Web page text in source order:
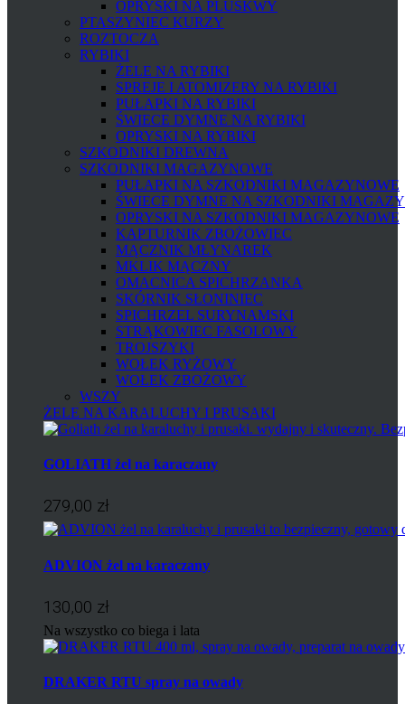
OPRYSKI NA PLUSKWY
PTASZYNIEC KURZY
ROZTOCZA
RYBIKI
ŻELE NA RYBIKI
SPREJE I ATOMIZERY NA RYBIKI
PUŁAPKI NA RYBIKI
ŚWIECE DYMNE NA RYBIKI
OPRYSKI NA RYBIKI
SZKODNIKI DREWNA
SZKODNIKI MAGAZYNOWE
PUŁAPKI NA SZKODNIKI MAGAZYNOWE
ŚWIECE DYMNE NA SZKODNIKI
OPRYSKI NA SZKODNIKI MAGAZYNOWE
KAPTURNIK ZBOŻOWIEC
MĄCZNIK MŁYNAREK
MKLIK MĄCZNY
OMACNICA SPICHRZANKA
SKÓRNIK SŁONINIEC
SPICHRZEL SURYNAMSKI
STRĄKOWIEC FASOLOWY
TROJSZYKI
WOŁEK RYŻOWY
WOŁEK ZBOŻOWY
WSZY
ŻELE NA KARALUCHY I PRUSAKI
GOLIATH żel na karaczany
279,00 zł
ADVION żel na karaczany
130,00 zł
Na wszystko co biega i lata
DRAKER RTU spray na owady